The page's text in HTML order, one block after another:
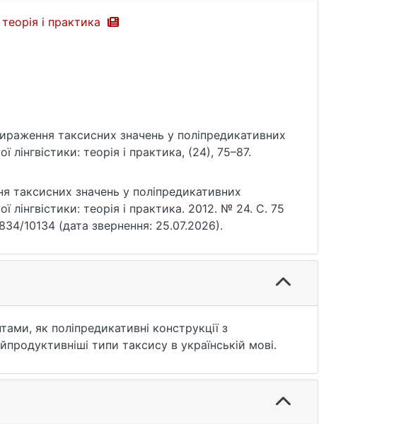
і практика
таксисних значень у поліпредикативних
лінгвістики: теорія і практика, (24), 75–87.
значень у поліпредикативних
лінгвістики: теорія і практика. 2012. № 24. С. 75
10134 (дата звернення: 25.07.2026).
як поліпредикативні конструкції з
типи таксису в українській мові.